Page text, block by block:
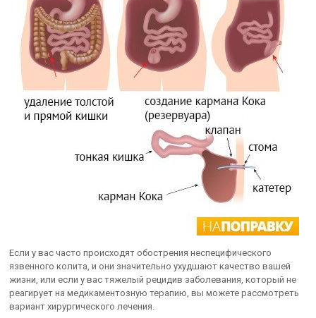
Если у вас часто происходят обострения неспецифического
язвенного колита, и они значительно ухудшают качество вашей
жизни, или если у вас тяжелый рецидив заболевания, который не
реагирует на медикаментозную терапию, вы можете рассмотреть
вариант хирургического лечения.